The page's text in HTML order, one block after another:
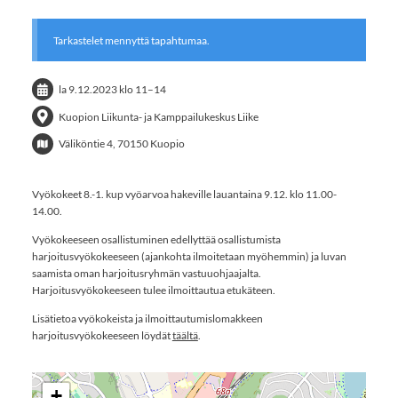
Tarkastelet mennyttä tapahtumaa.
la 9.12.2023 klo 11–14
Kuopion Liikunta- ja Kamppailukeskus Liike
Väliköntie 4, 70150 Kuopio
Vyökokeet 8.-1. kup vyöarvoa hakeville lauantaina 9.12. klo 11.00-
14.00.
Vyökokeeseen osallistuminen edellyttää osallistumista
harjoitusvyökokeeseen (ajankohta ilmoitetaan myöhemmin) ja luvan
saamista oman harjoitusryhmän vastuuohjaajalta.
Harjoitusvyökokeeseen tulee ilmoittautua etukäteen.
Lisätietoa vyökokeista ja ilmoittautumislomakkeen
harjoitusvyökokeeseen löydättäältä.